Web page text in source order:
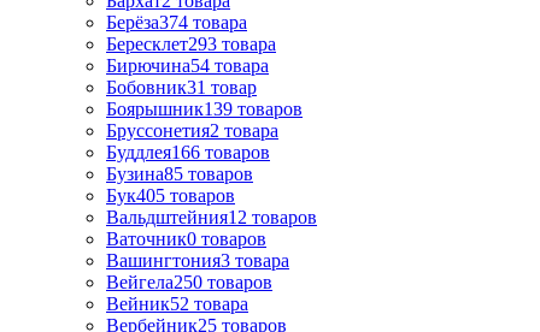
Берёза374 товара
Бересклет293 товара
Бирючина54 товара
Бобовник31 товар
Боярышник139 товаров
Бруссонетия2 товара
Буддлея166 товаров
Бузина85 товаров
Бук405 товаров
Вальдштейния12 товаров
Ваточник0 товаров
Вашингтония3 товара
Вейгела250 товаров
Вейник52 товара
Вербейник25 товаров